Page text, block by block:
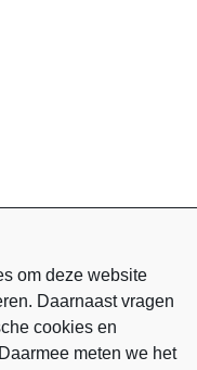
om deze website
Daarnaast vragen
cookies en
meten we het